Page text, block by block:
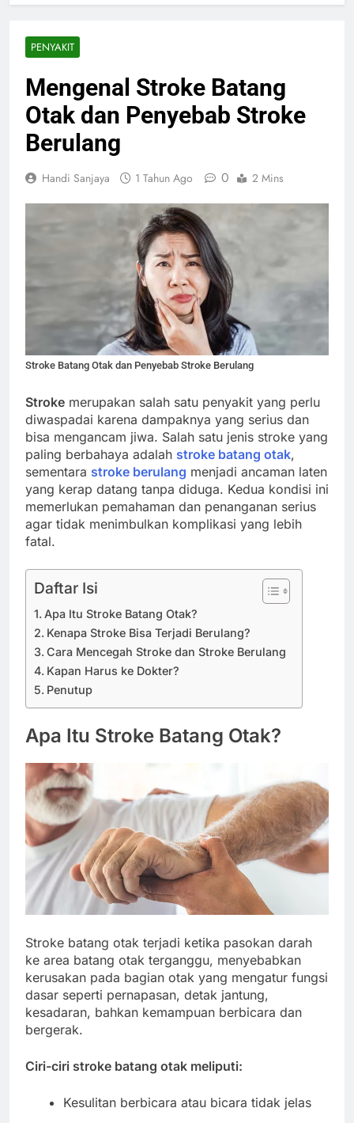
PENYAKIT
Mengenal Stroke Batang
Otak dan Penyebab Stroke
Berulang
Handi Sanjaya 1 Tahun Ago 0 2 Mins
Stroke Batang Otak dan Penyebab Stroke Berulang
Stroke merupakan salah satu penyakit yang perlu
diwaspadai karena dampaknya yang serius dan
bisa mengancam jiwa. Salah satu jenis stroke yang
paling berbahaya adalah stroke batang otak,
sementara stroke berulang menjadi ancaman laten
yang kerap datang tanpa diduga. Kedua kondisi ini
memerlukan pemahaman dan penanganan serius
agar tidak menimbulkan komplikasi yang lebih
fatal.
Daftar Isi
Apa Itu Stroke Batang Otak?
Kenapa Stroke Bisa Terjadi Berulang?
Cara Mencegah Stroke dan Stroke Berulang
Kapan Harus ke Dokter?
Penutup
Apa Itu Stroke Batang Otak?
Stroke batang otak terjadi ketika pasokan darah
ke area batang otak terganggu, menyebabkan
kerusakan pada bagian otak yang mengatur fungsi
dasar seperti pernapasan, detak jantung,
kesadaran, bahkan kemampuan berbicara dan
bergerak.
Ciri-ciri stroke batang otak meliputi:
Kesulitan berbicara atau bicara tidak jelas